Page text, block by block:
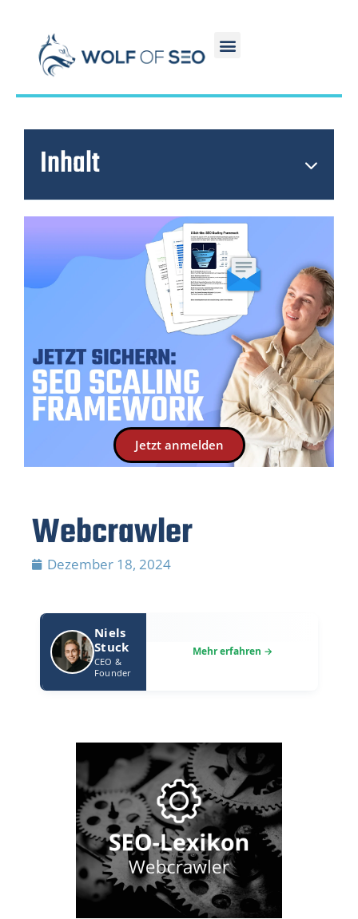
Webcrawler
Dezember 18, 2024
Niels
Stuck
CEO &
Founder
Inhalt
Jetzt anmelden